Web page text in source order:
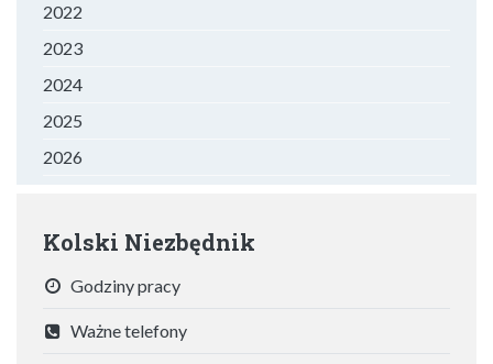
2022
2023
2024
2025
2026
Kolski Niezbędnik
Godziny pracy
Ważne telefony